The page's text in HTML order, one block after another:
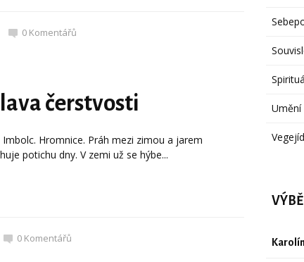
0 Komentářů
čerstvosti
Imbolc. Hromnice. Práh mezi zimou a jarem
potichu dny. V zemi už se hýbe...
0 Komentářů